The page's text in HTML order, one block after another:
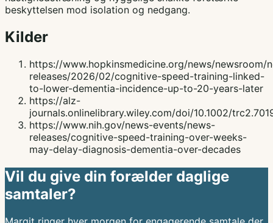
beskyttelsen mod isolation og nedgang.
Kilder
https://www.hopkinsmedicine.org/news/newsroom/
releases/2026/02/cognitive-speed-training-linked-
to-lower-dementia-incidence-up-to-20-years-later
https://alz-
journals.onlinelibrary.wiley.com/doi/10.1002/
https://www.nih.gov/news-events/news-
releases/cognitive-speed-training-over-weeks-
may-delay-diagnosis-dementia-over-decades
Vil du give din forælder daglige
samtaler?